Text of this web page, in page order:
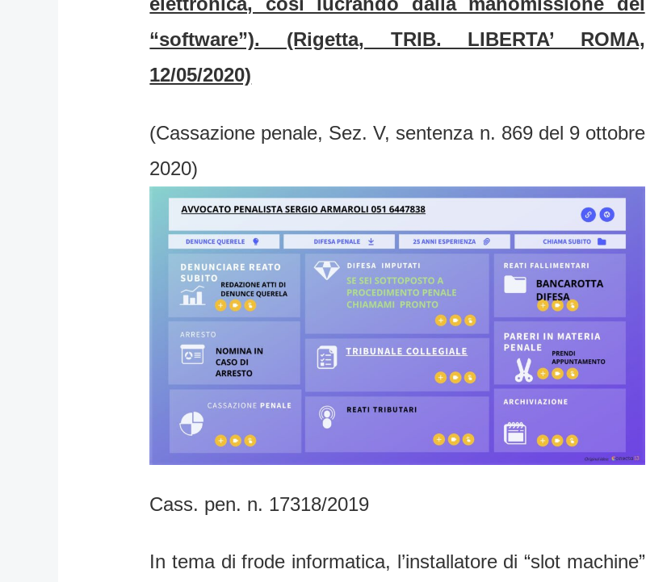
“software”). (Rigetta, TRIB. LIBERTA’ ROMA,
12/05/2020)
(Cassazione penale, Sez. V, sentenza n. 869 del 9 ottobre
2020)
Cass. pen. n. 17318/2019
In tema di frode informatica, l’installatore di “slot machine”